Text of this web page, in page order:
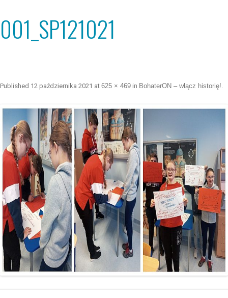
001_SP121021
Published 12 października 2021 at 625 × 469 in BohaterON – włącz historię!.